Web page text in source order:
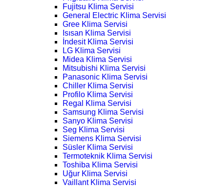
Fujitsu Klima Servisi
General Electric Klima Servisi
Gree Klima Servisi
Isısan Klima Servisi
İndesit Klima Servisi
LG Klima Servisi
Midea Klima Servisi
Mitsubishi Klima Servisi
Panasonic Klima Servisi
Chiller Klima Servisi
Profilo Klima Servisi
Regal Klima Servisi
Samsung Klima Servisi
Sanyo Klima Servisi
Seg Klima Servisi
Siemens Klima Servisi
Süsler Klima Servisi
Termoteknik Klima Servisi
Toshiba Klima Servisi
Uğur Klima Servisi
Vaillant Klima Servisi